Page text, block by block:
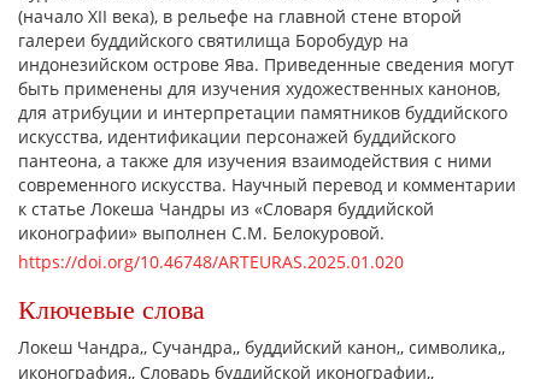
Ключевые слова
Локеш Чандра, Сучандра, буддийский канон, символика,
иконография, Словарь буддийской иконографии,
(начало XII века), в рельефе на главной стене второй
галереи буддийского святилища Боробудур на
индонезийском острове Ява. Приведенные сведения могут
быть применены для изучения художественных канонов,
для атрибуции и интерпретации памятников буддийского
искусства, идентификации персонажей буддийского
пантеона, а также для изучения взаимодействия с ними
современного искусства. Научный перевод и комментарии
к статье Локеша Чандры из «Словаря буддийской
иконографии» выполнен С.М. Белокуровой.
https://doi.org/10.46748/ARTEURAS.2025.01.020